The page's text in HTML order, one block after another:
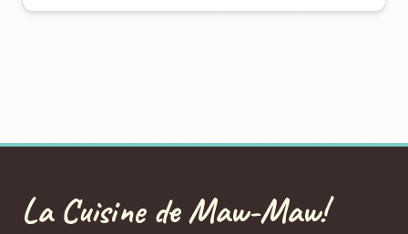
La Cuisine de Maw-Maw!